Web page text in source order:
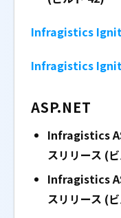
Infragistics
Infragistics
ASP.NET
Infragistics
スリリース (
Infragistics
スリリース (